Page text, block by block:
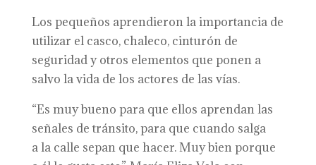
Los pequeños aprendieron la importancia de
utilizar el casco, chaleco, cinturón de
seguridad y otros elementos que ponen a
salvo la vida de los actores de las vías.
“Es muy bueno para que ellos aprendan las
señales de tránsito, para que cuando salga
a la calle sepan que hacer. Muy bien porque